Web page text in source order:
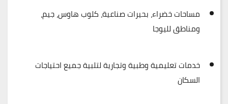
مساحات خضراء، بحيرات صناعية، كلوب هاوس، جيم،
ومناطق لليوجا
خدمات تعليمية وطبية وتجارية لتلبية جميع احتياجات
السكان